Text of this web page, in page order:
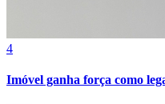
4
Imóvel ganha força como